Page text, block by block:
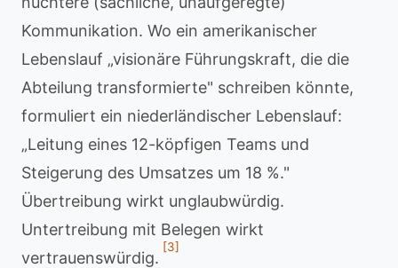
Kommunikation. Wo ein amerikanischer
Lebenslauf „visionäre Führungskraft, die die
Abteilung transformierte" schreiben könnte,
formuliert ein niederländischer Lebenslauf:
„Leitung eines 12-köpfigen Teams und
Steigerung des Umsatzes um 18 %."
Übertreibung wirkt unglaubwürdig.
Untertreibung mit Belegen wirkt
vertrauenswürdig.
[3]